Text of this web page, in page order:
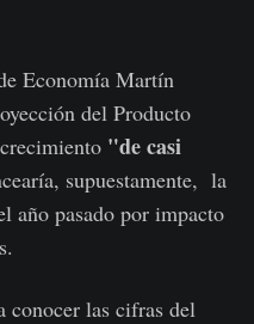
Economía Martín
del Producto
"de casi
supuestamente, la
año pasado por impacto
las cifras del